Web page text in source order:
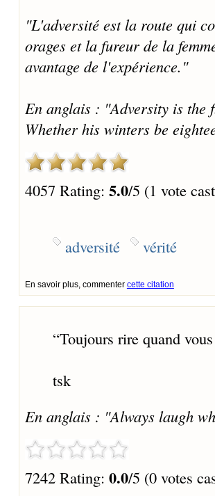
"L'adversité est la route qui
orages et la fureur de la
avantage de l'expérience."
En anglais : "Adversity is the
Whether his winters be
4057 Rating: 5.0/5 (1 vote
adversité vérité
En savoir plus, commenter cette citation
“Toujours rire quand
tsk
En anglais : "Always laugh
7242 Rating: 0.0/5 (0 votes